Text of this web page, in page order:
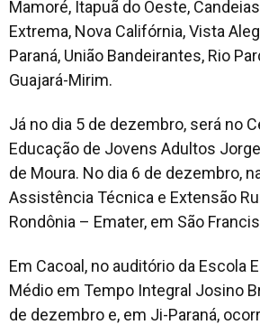
Mamoré, Itapuã do Oeste,
Extrema, Nova Califórnia, Vista
Paraná, União Bandeirantes, Rio
Guajará-Mirim.
Já no dia 5 de dezembro, será no
Educação de Jovens Adultos
de Moura. No dia 6 de dezembro,
Assistência Técnica e Extensão
Rondônia – Emater, em São
Em Cacoal, no auditório da Escola
Médio em Tempo Integral Josino
de dezembro e, em Ji-Paraná,